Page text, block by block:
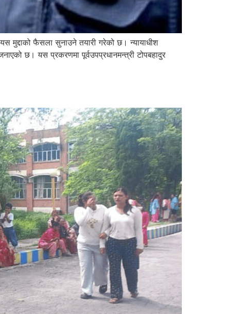
मुद्दाको फैसला सुनाउने तयारी गरेको छ। न्यायाधीश
छ। यस प्रकरणमा पूर्वउपप्रधानमन्त्री टोपबहादुर